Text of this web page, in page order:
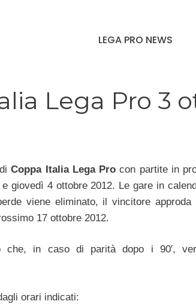
LEGA PRO NEWS
Lega Pro 3
diCoppa Italia Lega Pro con partite in
e giovedì 4 ottobre 2012. Le gare in
viene eliminato, il vincitore
17 ottobre 2012.
che, in caso di parità dopo i 90′,
orari indicati: